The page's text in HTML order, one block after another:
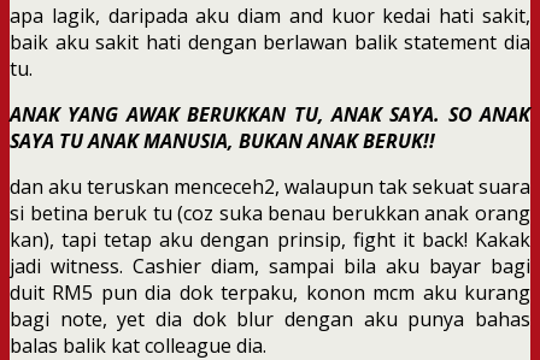
apa lagik, daripada aku diam and kuor kedai hati sakit,
baik aku sakit hati dengan berlawan balik statement dia
tu.
ANAK YANG AWAK BERUKKAN TU, ANAK SAYA. SO ANAK
SAYA TU ANAK MANUSIA, BUKAN ANAK BERUK!!
dan aku teruskan menceceh2, walaupun tak sekuat suara
si betina beruk tu (coz suka benau berukkan anak orang
kan), tapi tetap aku dengan prinsip, fight it back! Kakak
jadi witness. Cashier diam, sampai bila aku bayar bagi
duit RM5 pun dia dok terpaku, konon mcm aku kurang
bagi note, yet dia dok blur dengan aku punya bahas
balas balik kat colleague dia.